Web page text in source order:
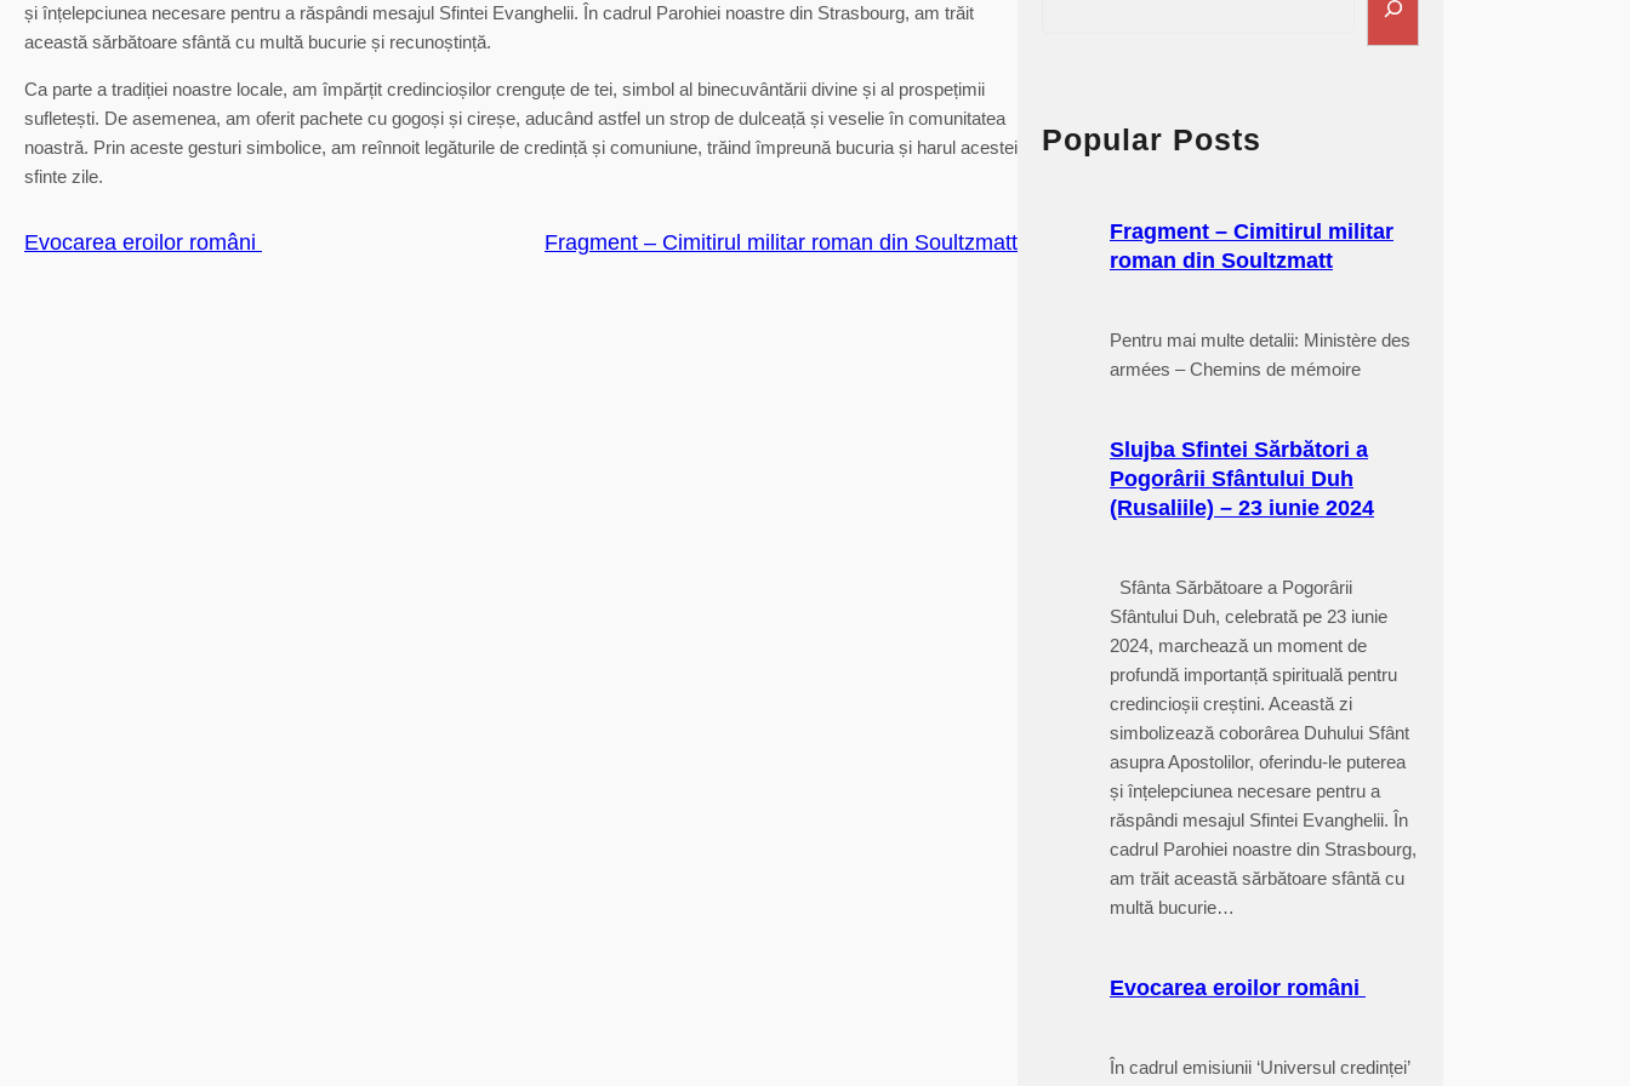
și înțelepciunea necesare pentru a răspândi mesajul Sfintei Evanghelii. În cadrul Parohiei noastre din Strasbourg, am trăit
această sărbătoare sfântă cu multă bucurie și recunoștință.
Ca parte a tradiției noastre locale, am împărțit credincioșilor crenguțe de tei, simbol al binecuvântării divine și al prospețimii
sufletești. De asemenea, am oferit pachete cu gogoși și cireșe, aducând astfel un strop de dulceață și veselie în comunitatea
noastră. Prin aceste gesturi simbolice, am reînnoit legăturile de credință și comuniune, trăind împreună bucuria și harul acestei
sfinte zile.
Evocarea eroilor români Fragment – Cimitirul militar roman din Soultzmatt
h
Popular Posts
Fragment – Cimitirul militar
roman din Soultzmatt
Pentru mai multe detalii: Ministère des
armées – Chemins de mémoire
Slujba Sfintei Sărbători a
Pogorârii Sfântului Duh
(Rusaliile) – 23 iunie 2024
Sfânta Sărbătoare a Pogorârii
Sfântului Duh, celebrată pe 23 iunie
2024, marchează un moment de
profundă importanță spirituală pentru
credincioșii creștini. Această zi
simbolizează coborârea Duhului Sfânt
asupra Apostolilor, oferindu-le puterea
și înțelepciunea necesare pentru a
răspândi mesajul Sfintei Evanghelii. În
cadrul Parohiei noastre din Strasbourg,
am trăit această sărbătoare sfântă cu
multă bucurie…
Evocarea eroilor români
În cadrul emisiunii ‘Universul credinței’